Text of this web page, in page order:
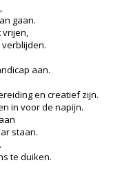
gaan.
vrijen,
aan.
en creatief zijn.
in voor de napijn.
staan.
te duiken.